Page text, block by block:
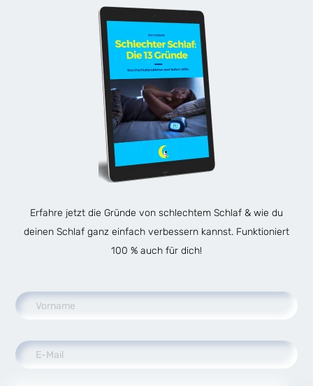
Erfahre jetzt die Gründe von schlechtem Schlaf & wie du
deinen Schlaf ganz einfach verbessern kannst. Funktioniert
100 % auch für dich!